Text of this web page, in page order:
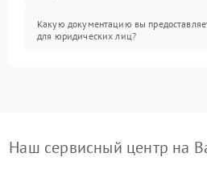
Какую документацию вы
для юридических лиц?
Наш сервисный центр на